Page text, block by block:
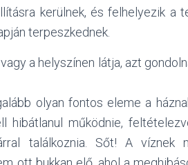
kerülnek, és felhelyezik a
terpeszkednek.
a helyszínen látja, azt
olyan fontos eleme a
hibátlanul működnie,
találkoznia. Sőt! A víznek